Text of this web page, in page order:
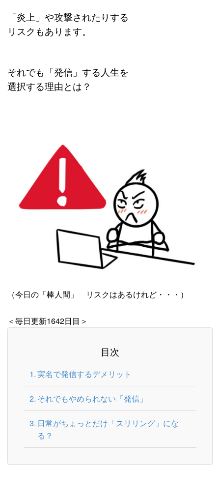
「炎上」や攻撃されたりする
リスクもあります。
それでも「発信」する人生を
選択する理由とは？
（今日の「棒人間」 リスクはあるけれど・・・）
＜毎日更新1642日目＞
目次
実名で発信するデメリット
それでもやめられない「発信」
日常がちょっとだけ「スリリング」にな
る？